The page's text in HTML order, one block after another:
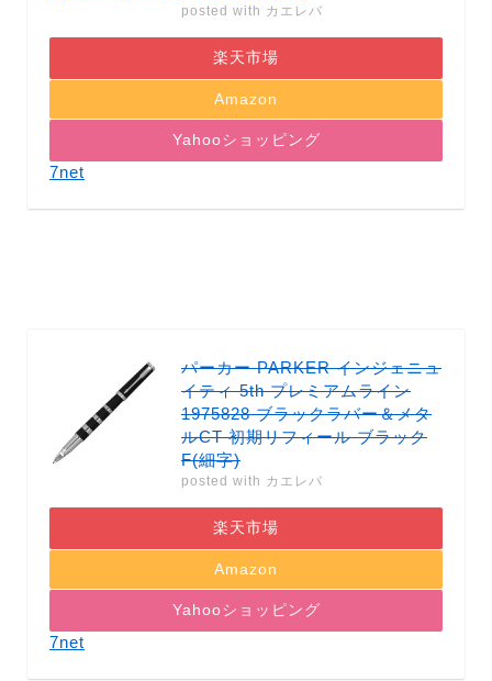
posted with カエレバ
楽天市場
Amazon
Yahooショッピング
7net
パーカー PARKER インジェニュ
イティ 5th プレミアムライン
1975828 ブラックラバー＆メタ
ルCT 初期リフィール ブラック
F(細字)
posted with カエレバ
楽天市場
Amazon
Yahooショッピング
7net